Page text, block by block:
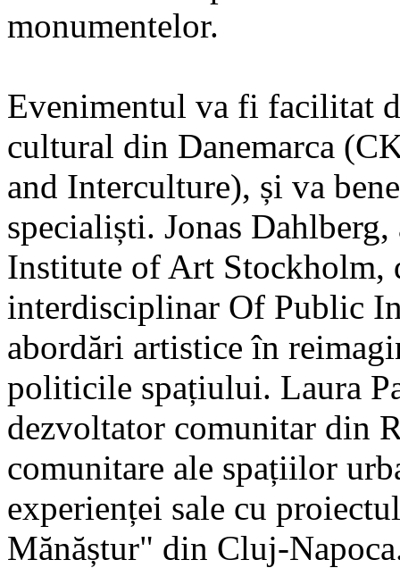
monumentelor.
Evenimentul va fi facilitat
cultural din Danemarca
and Interculture), și va
specialiști. Jonas
Institute of Art Stockholm,
interdisciplinar Of Public
abordări artistice în
politicile spațiului. Laura
dezvoltator comunitar din
comunitare ale spațiilor
experienței sale cu
Mănăștur" din Cluj-